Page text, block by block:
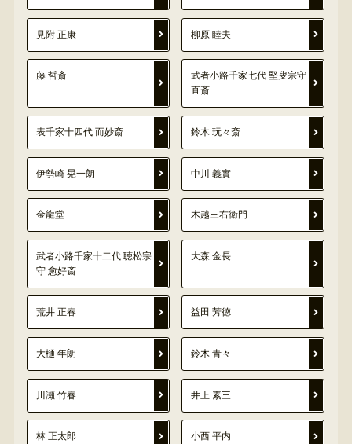
見附 正康 柳原 睦夫
藤 哲斎
武者小路千家七代 堅叟宗守
直斎
表千家十四代 而妙斎 鈴木 玩々斎
伊勢崎 晃一朗 中川 義實
金龍堂 木越三右衛門
武者小路千家十二代 聴松宗
守 愈好斎
大森 金長
荒井 正春 益田 芳徳
大樋 年朗 鈴木 青々
川瀬 竹春 井上 素三
林 正太郎 小西 平内